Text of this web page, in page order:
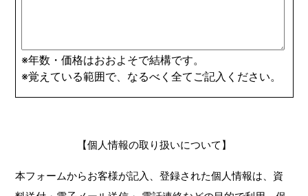
※年数・価格はおおよそで結構です。
※覚えている範囲で、なるべく全てご記入ください。
【個人情報の取り扱いについて】
本フォームからお客様が記入、登録された個人情報は、資